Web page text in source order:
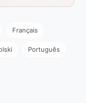
Français
Português